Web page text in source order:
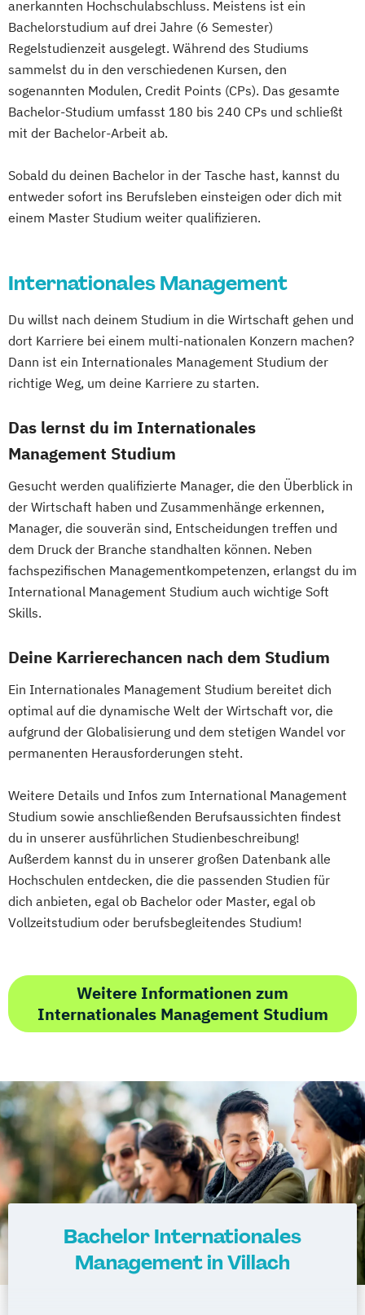
Ernährungswissenschaften
Erwachsenenbildung
Beratung und Personalentwicklung
Eventmanagement Facility Management
Finance
Accounting und Taxation (DE/EN)
Finanzmanagement für Bankkaufleute
Game Design
General Management
Gesundheits- und Pflegepädagogik
Gesundheitspsychologie
Gesundheitspädagogik
Gesundheitsökonomie Growth Hacking
Growth Hacking (DE/EN)
Heilpädagogik
Heilpädagogik und Inklusion
Heilpädagogik/Inklusionspädagogik
Hotelmanagement (DE/EN)
IT-Betriebswirt/in
IT-Management
Immobilienmanagement
Immobilienmanagement für
Immobilienkaufleute
(DE/EN)
Innovation and Entrepreneurship (DE/EN)
International Healthcare Management
(DE/EN)
International Management (DE/EN)
Journalismus und digitale Kommunikation
Kindheitspädagogik
Kindheitspädagogik für Erzieher:innen
Kommunikationsdesign
Kommunikationspsychologie
Kultur- und Medienpädagogik
Management (DE/EN)
Marketing
Marketing und digitale Medien
Marketingmanagement Maschinenbau
Mechatronik
Mediation und Konfliktmanagement
Mediendesign Medieninformatik
Medienmanagement
Medizinische Informatik Medizintechnik
Nachhaltiges Management New Work
Online Marketing
Online Marketing (DE/EN)
Informationstechnologien -
Multimediatechnik (DE/EN)
Informationstechnologien - Netzwerk- und
Kommunikationstechnik (DE/EN)
Integrated Systems and Circuits Design
(EN)
Klientenzentrierte evidenzbasierte
Gesundheitsversorgung
Logopädie Maschinenbau
Nachhaltiges Immobilienmanagement
Physiotherapie
Public & Nonprofit-Management
Radiologietechnologie Soziale Arbeit
Soziale Arbeit: Entwickeln und Gestalten
Sustainable Real Estate Management
Systems Design (EN)
Wirtschaft - Business Management
Wirtschaft - Digital Business Management
Wirtschaft - Digital Marketing & Sales (EN)
Wirtschaft - Digital Tax & Accounting
Wirtschaft - Hotel Management
Wirtschaft - Public Management
Wirtschaftsingenieurwesen
Game Studies and Engineering
Geographie
Geographie & Regionalforschung:
Germanistik
Germanistik im interkulturellen Kontext
Information Management
Information and Communications
Engineering
Systems and Robotics
Communications
Information and Communications
Wirtschaftsingenieurwesen
International Business and Economics
International Management
Kreatives Schreiben und Schreibkulturen
Lehramt Liberal Arts Management
Economics and Data Science
Mathematics
Media and Convergence Management
Kommunikationswissenschaften
Robotics and Artificial Intelligence
Romanistik Slawistik
Sozialpädagogik und soziale Inklusion
Technische Mathematik
Wirtschaft und Recht
Wirtschaftsinformatik
Wirtschaftsrecht
Wissenschaft Technik & Gesellschaft
Worlds of English
anerkannten Hochschulabschluss. Meistens ist ein
Bachelorstudium auf drei Jahre (6 Semester)
Regelstudienzeit ausgelegt. Während des Studiums
sammelst du in den verschiedenen Kursen, den
sogenannten Modulen, Credit Points (CPs). Das gesamte
Bachelor-Studium umfasst 180 bis 240 CPs und schließt
mit der Bachelor-Arbeit ab.
Sobald du deinen Bachelor in der Tasche hast, kannst du
entweder sofort ins Berufsleben einsteigen oder dich mit
einem Master Studium weiter qualifizieren.
Internationales Management
Du willst nach deinem Studium in die Wirtschaft gehen und
dort Karriere bei einem multi-nationalen Konzern machen?
Dann ist ein Internationales Management Studium der
richtige Weg, um deine Karriere zu starten.
Das lernst du im Internationales
Management Studium
Gesucht werden qualifizierte Manager, die den Überblick in
der Wirtschaft haben und Zusammenhänge erkennen,
Manager, die souverän sind, Entscheidungen treffen und
dem Druck der Branche standhalten können. Neben
fachspezifischen Managementkompetenzen, erlangst du im
International Management Studium auch wichtige Soft
Skills.
Deine Karrierechancen nach dem Studium
Ein Internationales Management Studium bereitet dich
optimal auf die dynamische Welt der Wirtschaft vor, die
aufgrund der Globalisierung und dem stetigen Wandel vor
permanenten Herausforderungen steht.
Weitere Details und Infos zum International Management
Studium sowie anschließenden Berufsaussichten findest
du in unserer ausführlichen Studienbeschreibung!
Außerdem kannst du in unserer großen Datenbank alle
Hochschulen entdecken, die die passenden Studien für
dich anbieten, egal ob Bachelor oder Master, egal ob
Vollzeitstudium oder berufsbegleitendes Studium!
Weitere Informationen zum
Internationales Management Studium
Bachelor Internationales
Management in Villach